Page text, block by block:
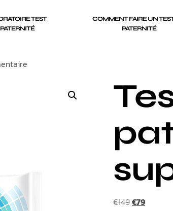
TEST
PATERNITÉ
COMMENT FAIRE UN
PATERNITÉ
€149€79